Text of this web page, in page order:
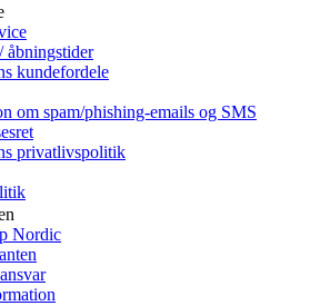
åbningstider
kundefordele
om spam/phishing-emails og SMS
privatlivspolitik
Nordic